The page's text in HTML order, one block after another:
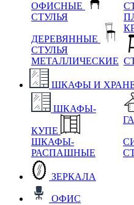
ОФИСНЫЕ
СТУЛЬЯ
ДЕРЕВЯННЫЕ
СТУЛЬЯ
МЕТАЛЛИЧЕСКИЕ
ШКАФЫ И
ШКАФЫ-
КУПЕ
ШКАФЫ-
РАСПАШНЫЕ
ЗЕРКАЛА
ОФИС